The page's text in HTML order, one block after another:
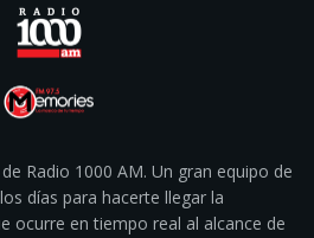
Radio 1000 AM. Un gran equipo de
días para hacerte llegar la
ocurre en tiempo real al alcance de